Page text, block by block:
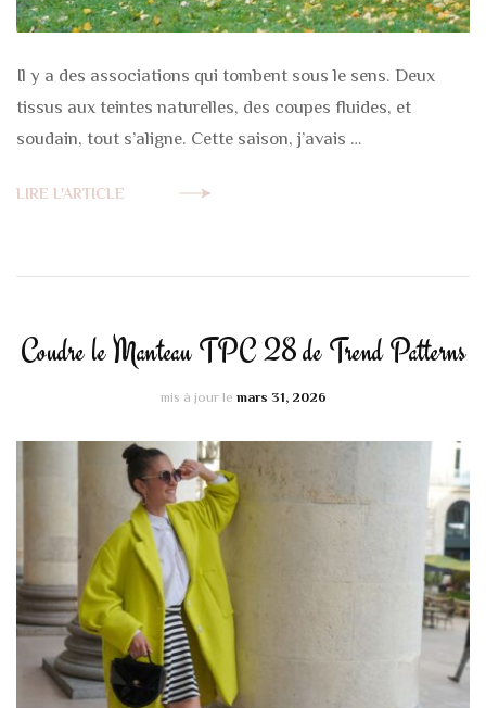
Il y a des associations qui tombent sous le sens. Deux
tissus aux teintes naturelles, des coupes fluides, et
soudain, tout s’aligne. Cette saison, j’avais …
LIRE L'ARTICLE
Coudre le Manteau TPC 28 de Trend Patterns
mis à jour le mars 31, 2026